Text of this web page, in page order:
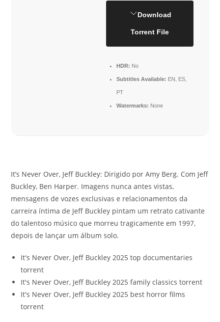
Download
Torrent File
HDR: No
Subtitles Available: EN, ES,
PT
Watermarks: None
It’s Never Over, Jeff Buckley: Dirigido por Amy Berg. Com Jeff
Buckley, Ben Harper. Imagens nunca antes vistas,
mensagens de vozes exclusivas e relacionamentos da
carreira íntima de Jeff Buckley pintam um retrato cativante
do talentoso músico que morreu tragicamente em 1997,
depois de lançar um álbum solo.
It's Never Over, Jeff Buckley 2025 top documentaries
torrent
It's Never Over, Jeff Buckley 2025 family classics torrent
It's Never Over, Jeff Buckley 2025 best horror films
torrent